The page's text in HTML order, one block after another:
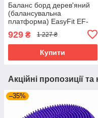
Баланс борд дерев'яний
(балансувальна
платформа) EasyFit EF-
Ø39,5 см
929 ₴ 1 227 ₴
Купити
Акційні пропозиції
–35%